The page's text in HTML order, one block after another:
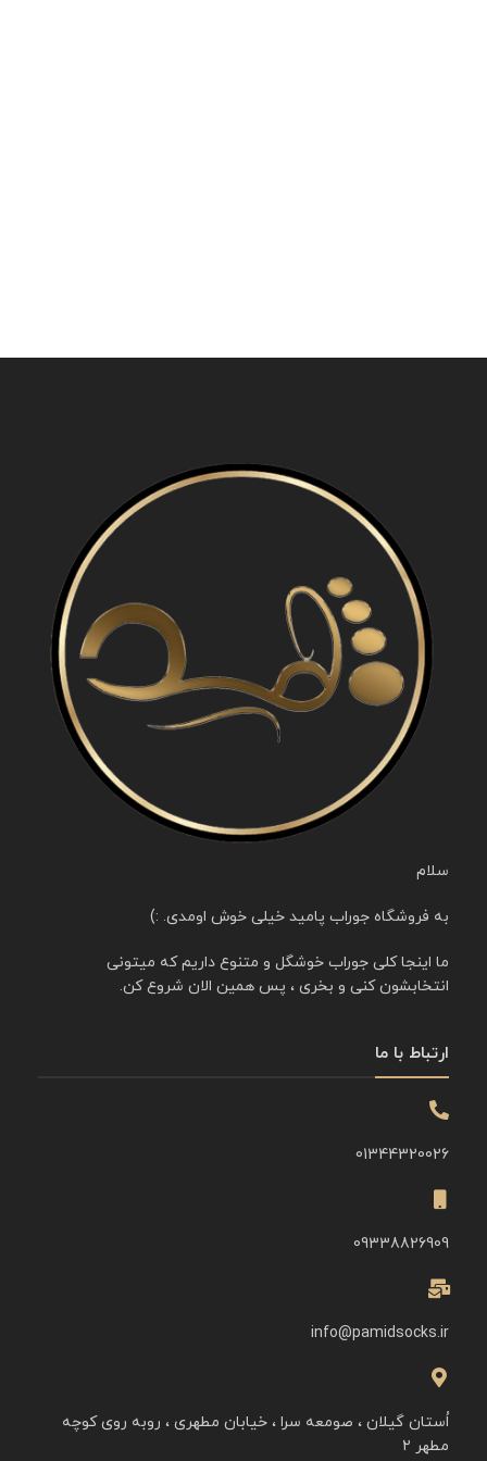
سلام
به فروشگاه جوراب پامید خیلی خوش اومدی. :)
ما اینجا کلی جوراب خوشگل و متنوع داریم که میتونی
انتخابشون کنی و بخری ، پس همین الان شروع کن.
ارتباط با ما
01344320026
09338826909
info@pamidsocks.ir
اُستان گیلان ، صومعه سرا ، خیابان مطهری ، روبه روی کوچه
مطهر ۲